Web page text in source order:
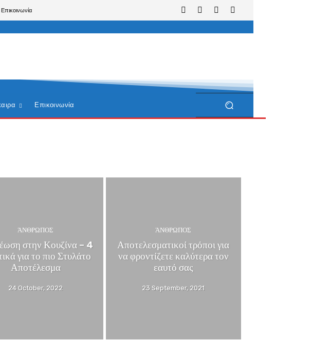
Επικοινωνία
Επικοινωνία
ΆΝΘΡΩΠΟΣ
στην Κουζίνα – 4
για το πιο Στυλάτο
Αποτέλεσμα
24 October, 2022
ΆΝΘΡΩΠΟΣ
Αποτελεσματικοί τρόποι για
να φροντίζετε καλύτερα τον
εαυτό σας
23 September, 2021